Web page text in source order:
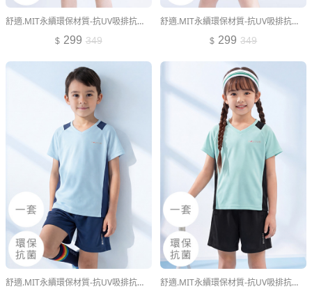
舒適.MIT永續環保材質-抗UV吸排抗菌運動套裝-童裝
299 349
舒適.MIT永續環保材質-抗UV吸排抗菌運動套裝-童裝
299 349
舒適.MIT永續環保材質-抗UV吸排抗菌運動套裝-童裝
舒適.MIT永續環保材質-抗UV吸排抗菌運動套裝-童裝